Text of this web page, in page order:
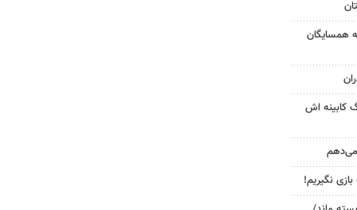
همسایگان
کابینه اش
می‌دهم
بازی نگیریم!